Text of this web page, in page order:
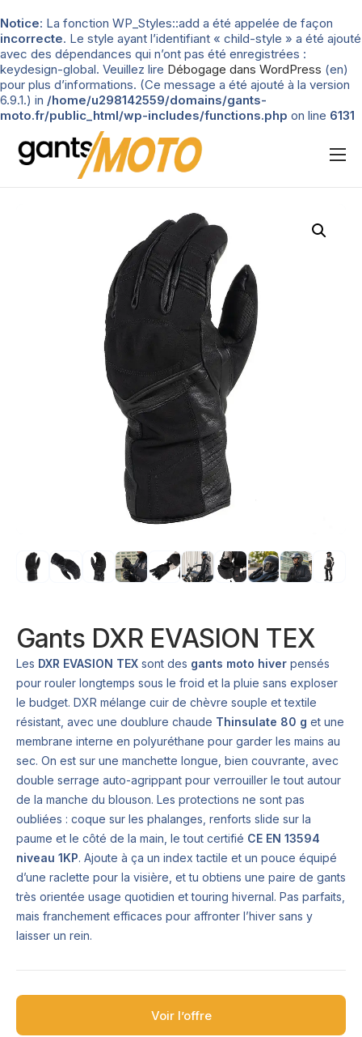
Notice: La fonction WP_Styles::add a été appelée de façon
incorrecte. Le style ayant l’identifiant « child-style » a été ajouté
avec des dépendances qui n’ont pas été enregistrées :
keydesign-global. Veuillez lire Débogage dans WordPress (en)
pour plus d’informations. (Ce message a été ajouté à la version
6.9.1.) in /home/u298142559/domains/gants-
moto.fr/public_html/wp-includes/functions.php on line 6131
Nos tests
Guide d’achat
Gants DXR EVASION TEX
Les DXR EVASION TEX sont des gants moto hiver pensés
pour rouler longtemps sous le froid et la pluie sans exploser
le budget. DXR mélange cuir de chèvre souple et textile
résistant, avec une doublure chaude Thinsulate 80 g et une
membrane interne en polyuréthane pour garder les mains au
sec. On est sur une manchette longue, bien couvrante, avec
double serrage auto-agrippant pour verrouiller le tout autour
de la manche du blouson. Les protections ne sont pas
oubliées : coque sur les phalanges, renforts slide sur la
paume et le côté de la main, le tout certifié CE EN 13594
niveau 1KP. Ajoute à ça un index tactile et un pouce équipé
d’une raclette pour la visière, et tu obtiens une paire de gants
très orientée usage quotidien et touring hivernal. Pas parfaits,
mais franchement efficaces pour affronter l’hiver sans y
laisser un rein.
Voir l’offre